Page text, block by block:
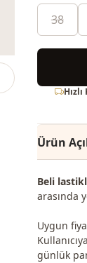
38
Ürün
Beli
arasında
Uygun
günlük